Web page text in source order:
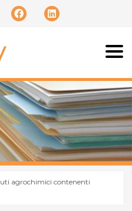
agrochimici contenenti